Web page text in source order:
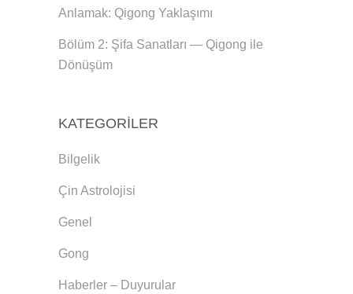
Anlamak: Qigong Yaklaşımı
Bölüm 2: Şifa Sanatları — Qigong ile
Dönüşüm
KATEGORILER
Bilgelik
Çin Astrolojisi
Genel
Gong
Haberler – Duyurular